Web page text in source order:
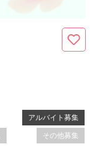
アルバイト募集
その他募集